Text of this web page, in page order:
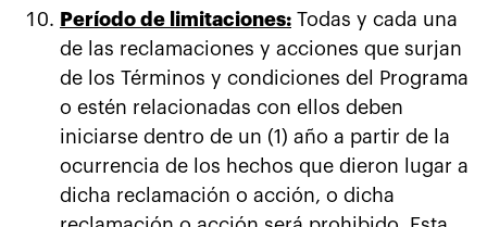
Período de limitaciones: Todas y cada una
de las reclamaciones y acciones que surjan
de los Términos y condiciones del Programa
o estén relacionadas con ellos deben
iniciarse dentro de un (1) año a partir de la
ocurrencia de los hechos que dieron lugar a
dicha reclamación o acción, o dicha